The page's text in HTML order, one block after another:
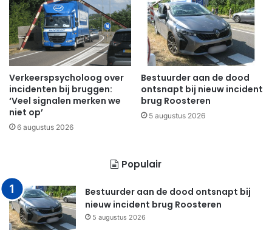
Verkeerspsycholoog over
incidenten bij bruggen:
‘Veel signalen merken we
niet op’
6 augustus 2026
Bestuurder aan de dood
ontsnapt bij nieuw incident
brug Roosteren
5 augustus 2026
Populair
Bestuurder aan de dood ontsnapt bij
nieuw incident brug Roosteren
5 augustus 2026